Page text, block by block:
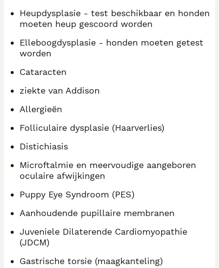
Heupdysplasie - test beschikbaar en honden
moeten heup gescoord worden
Elleboogdysplasie - honden moeten getest
worden
Cataracten
ziekte van Addison
Allergieën
Folliculaire dysplasie (Haarverlies)
Distichiasis
Microftalmie en meervoudige aangeboren
oculaire afwijkingen
Puppy Eye Syndroom (PES)
Aanhoudende pupillaire membranen
Juveniele Dilaterende Cardiomyopathie
(JDCM)
Gastrische torsie (maagkanteling)